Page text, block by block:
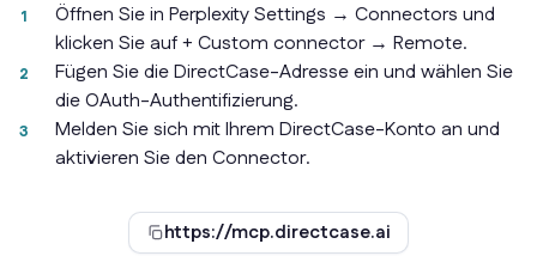
Öffnen Sie in Perplexity Settings → Connectors und
klicken Sie auf + Custom connector → Remote.
Fügen Sie die DirectCase-Adresse ein und wählen Sie
die OAuth-Authentifizierung.
Melden Sie sich mit Ihrem DirectCase-Konto an und
aktivieren Sie den Connector.
https://mcp.directcase.ai